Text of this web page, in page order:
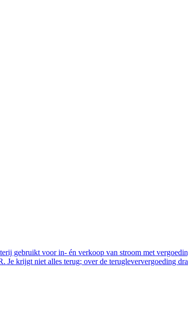
gebruikt voor in- én verkoop van stroom met
Je krijgt niet alles terug; over de terugleververgoeding